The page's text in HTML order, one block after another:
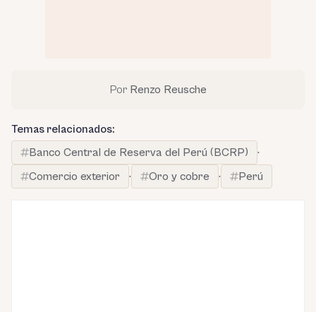
Por Renzo Reusche
Temas relacionados:
Banco Central de Reserva del Perú (BCRP)
·
Comercio exterior
· Oro y cobre · Perú